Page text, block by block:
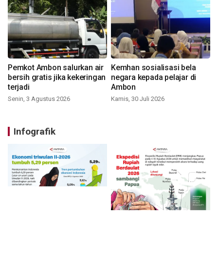
Pemkot Ambon salurkan air
bersih gratis jika kekeringan
terjadi
Senin, 3 Agustus 2026
Kemhan sosialisasi bela
negara kepada pelajar di
Ambon
Kamis, 30 Juli 2026
Infografik